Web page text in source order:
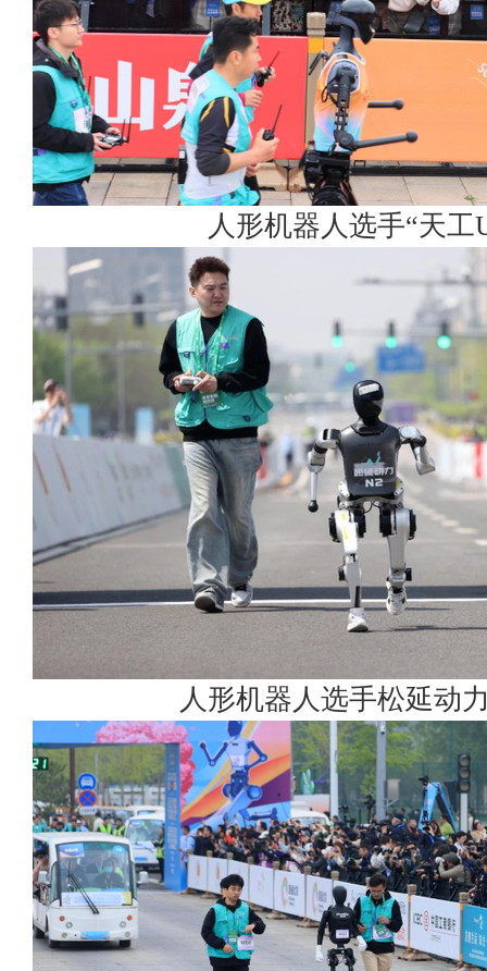
人形机器人选手“天工
人形机器人选手松延动